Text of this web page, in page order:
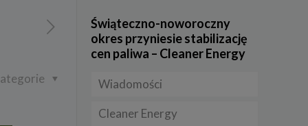
Świąteczno-noworoczny
okres przyniesie stabilizację
cen paliwa – Cleaner Energy
Wiadomości
Firmy
Cleaner Energy